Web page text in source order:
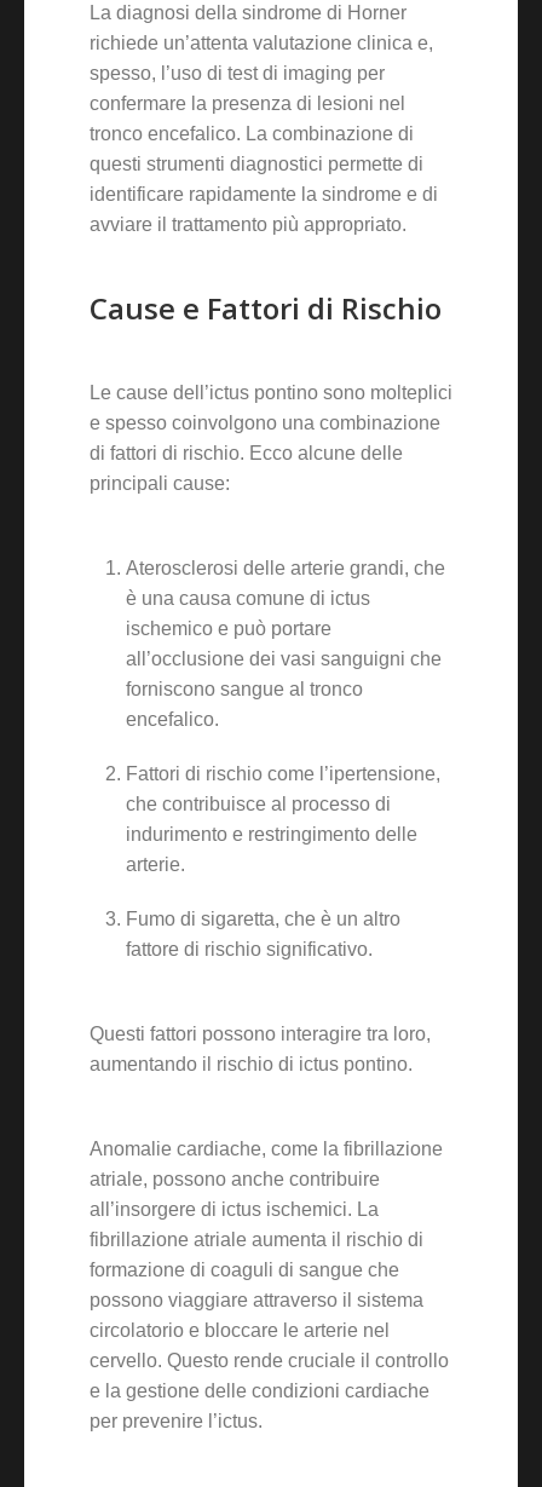
La diagnosi della sindrome di Horner
richiede un’attenta valutazione clinica e,
spesso, l’uso di test di imaging per
confermare la presenza di lesioni nel
tronco encefalico. La combinazione di
questi strumenti diagnostici permette di
identificare rapidamente la sindrome e di
avviare il trattamento più appropriato.
Cause e Fattori di Rischio
Le cause dell’ictus pontino sono molteplici
e spesso coinvolgono una combinazione
di fattori di rischio. Ecco alcune delle
principali cause:
Aterosclerosi delle arterie grandi, che
è una causa comune di ictus
ischemico e può portare
all’occlusione dei vasi sanguigni che
forniscono sangue al tronco
encefalico.
Fattori di rischio come l’ipertensione,
che contribuisce al processo di
indurimento e restringimento delle
arterie.
Fumo di sigaretta, che è un altro
fattore di rischio significativo.
Questi fattori possono interagire tra loro,
aumentando il rischio di ictus pontino.
Anomalie cardiache, come la fibrillazione
atriale, possono anche contribuire
all’insorgere di ictus ischemici. La
fibrillazione atriale aumenta il rischio di
formazione di coaguli di sangue che
possono viaggiare attraverso il sistema
circolatorio e bloccare le arterie nel
cervello. Questo rende cruciale il controllo
e la gestione delle condizioni cardiache
per prevenire l’ictus.